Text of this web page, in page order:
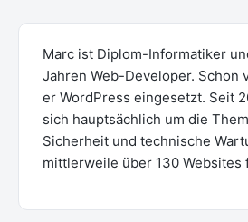
Marc ist Diplom-Informatiker
Jahren Web-Developer. Schon
er WordPress eingesetzt. Seit
sich hauptsächlich um die
Sicherheit und technische
mittlerweile über 130 Websites